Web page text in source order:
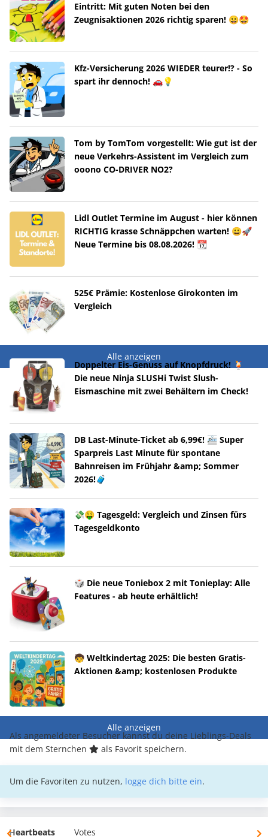
Eintritt: Mit guten Noten bei den
Zeugnisaktionen 2026 richtig sparen! 😀🤩
Kfz-Versicherung 2026 WIEDER teurer!? - So
spart ihr dennoch! 🚗💡
Tom by TomTom vorgestellt: Wie gut ist der
neue Verkehrs-Assistent im Vergleich zum
ooono CO-DRIVER NO2?
Lidl Outlet Termine im August - hier können
RICHTIG krasse Schnäppchen warten! 😀🚀
Neue Termine bis 08.08.2026! 📆
525€ Prämie: Kostenlose Girokonten im
Vergleich
Alle anzeigen
Doppelter Eis-Genuss auf Knopfdruck! 🍹
Die neue Ninja SLUSHi Twist Slush-
Eismaschine mit zwei Behältern im Check!
DB Last-Minute-Ticket ab 6,99€! 🚈 Super
Sparpreis Last Minute für spontane
Bahnreisen im Frühjahr &amp; Sommer
2026!🧳
💸🤑 Tagesgeld: Vergleich und Zinsen fürs
Tagesgeldkonto
🎲 Die neue Toniebox 2 mit Tonieplay: Alle
Features - ab heute erhältlich!
🧒 Weltkindertag 2025: Die besten Gratis-
Aktionen &amp; kostenlosen Produkte
Alle anzeigen
Als angemeldeter Besucher kannst du deine Lieblings-Deals
mit dem Sternchen
als Favorit speichern.
Um die Favoriten zu nutzen, logge dich bitte ein.
Heartbeats Votes